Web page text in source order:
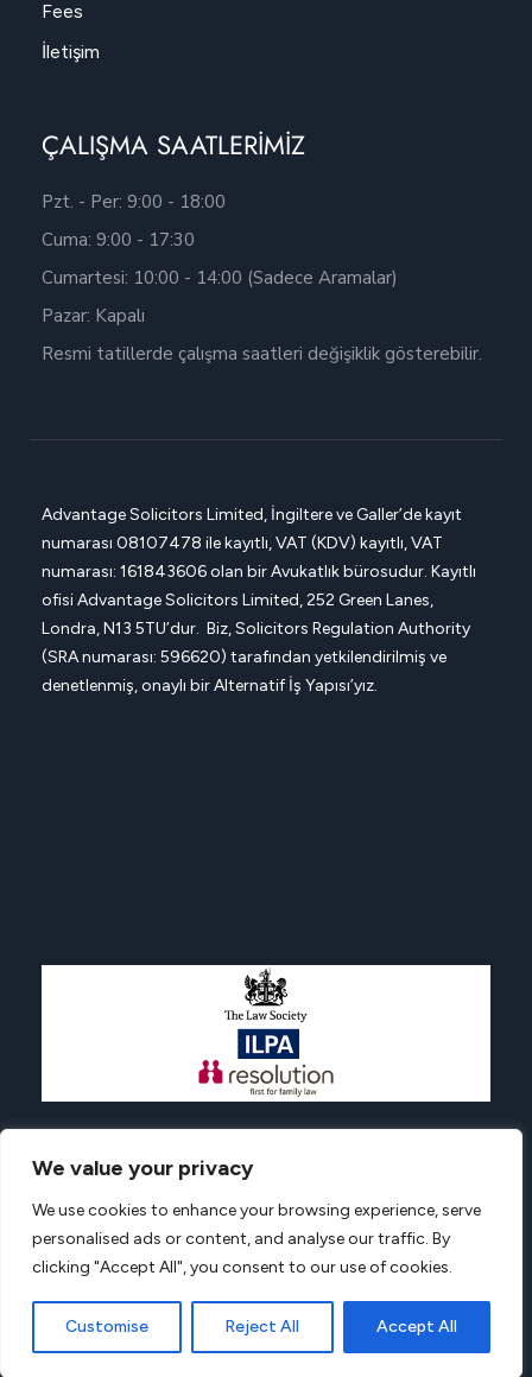
We value your privacy
We use cookies to enhance your browsing experience, serve
personalised ads or content, and analyse our traffic. By
clicking "Accept All", you consent to our use of cookies.
Customise Reject All Accept All
Fees
İletişim
ÇALIŞMA SAATLERİMİZ
Pzt. - Per: 9:00 - 18:00
Cuma: 9:00 - 17:30
Cumartesi: 10:00 - 14:00 (Sadece Aramalar)
Pazar: Kapalı
Resmi tatillerde çalışma saatleri değişiklik gösterebilir.
Advantage Solicitors Limited, İngiltere ve Galler’de kayıt
numarası 08107478 ile kayıtlı, VAT (KDV) kayıtlı, VAT
numarası: 161843606 olan bir Avukatlık bürosudur. Kayıtlı
ofisiAdvantage Solicitors Limited, 252 Green Lanes,
Londra, N13 5TU’dur. Biz, Solicitors Regulation Authority
(SRA numarası: 596620) tarafından yetkilendirilmiş ve
denetlenmiş, onaylı bir Alternatif İş Yapısı’yız.
Advantagesolicitors.com © All rights reserved.
Privacy Policy
Terms And Conditions
Complaint
Web Design by Digiso London